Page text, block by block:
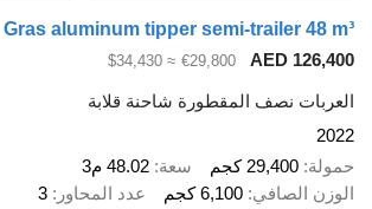
Gras aluminum tipper semi-trailer 48 m³
AED 126,400
€29,800
≈ $34,430
العربات نصف المقطورة شاحنة قلابة
2022
حمولة 29,400 كجم سعة 48.02 م3
الوزن الصافي 6,100 كجم عدد المحاور
3